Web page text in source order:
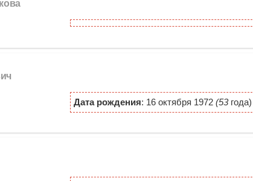
Дата рождения: 16 октября 1972 (53года)